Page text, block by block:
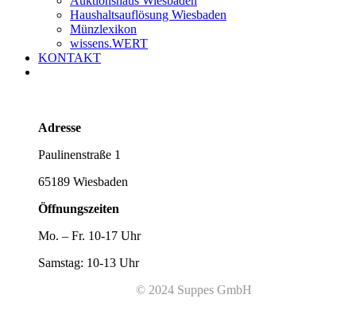
Haushaltsauflösung Wiesbaden
Münzlexikon
wissens.WERT
KONTAKT
Adresse
Paulinenstraße 1
65189 Wiesbaden
Öffnungszeiten
Mo. – Fr. 10-17 Uhr
Samstag: 10-13 Uhr
© 2024 Suppes GmbH